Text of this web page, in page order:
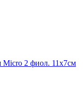
Micro 2 фиол. 11х7см